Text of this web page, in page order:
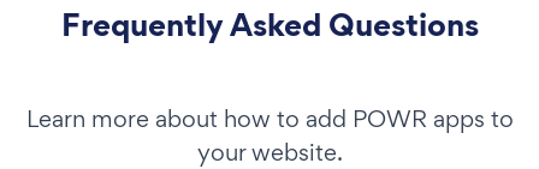
Frequently Asked Questions
Learn more about how to add POWR apps to
your website.